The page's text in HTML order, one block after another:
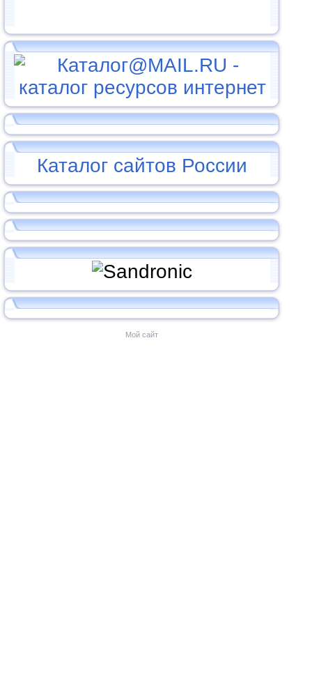
Каталог сайтов России
Мой сайт